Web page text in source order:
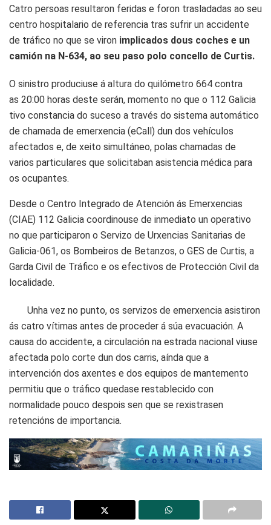
Catro persoas resultaron feridas e foron trasladadas ao seu
centro hospitalario de referencia tras sufrir un accidente
de tráfico no que se viron implicados dous coches e un
camión na N-634, ao seu paso polo concello de Curtis.
O sinistro produciuse á altura do quilómetro 664 contra
as 20:00 horas deste serán, momento no que o 112 Galicia
tivo constancia do suceso a través do sistema automático
de chamada de emerxencia (eCall) dun dos vehículos
afectados e, de xeito simultáneo, polas chamadas de
varios particulares que solicitaban asistencia médica para
os ocupantes.
Desde o Centro Integrado de Atención ás Emerxencias
(CIAE) 112 Galicia coordinouse de inmediato un operativo
no que participaron o Servizo de Urxencias Sanitarias de
Galicia-061, os Bombeiros de Betanzos, o GES de Curtis, a
Garda Civil de Tráfico e os efectivos de Protección Civil da
localidade.
Unha vez no punto, os servizos de emerxencia asistiron
ás catro vítimas antes de proceder á súa evacuación. A
causa do accidente, a circulación na estrada nacional viuse
afectada polo corte dun dos carris, aínda que a
intervención dos axentes e dos equipos de mantemento
permitiu que o tráfico quedase restablecido con
normalidade pouco despois sen que se rexistrasen
retencións de importancia.